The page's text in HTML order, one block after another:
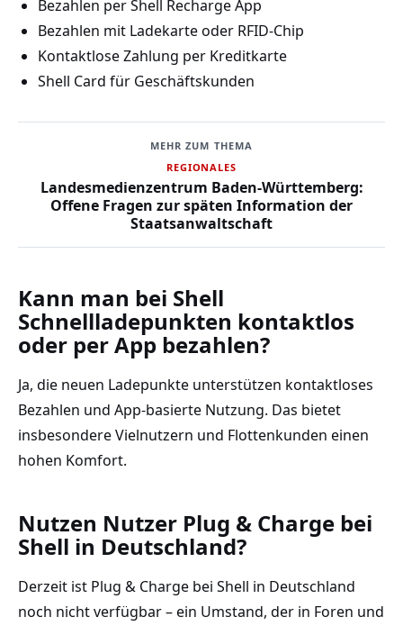
Bezahlen per Shell Recharge App
Bezahlen mit Ladekarte oder RFID-Chip
Kontaktlose Zahlung per Kreditkarte
Shell Card für Geschäftskunden
MEHR ZUM THEMA
REGIONALES
Landesmedienzentrum Baden-Württemberg:
Offene Fragen zur späten Information der
Staatsanwaltschaft
Kann man bei Shell
Schnellladepunkten kontaktlos
oder per App bezahlen?
Ja, die neuen Ladepunkte unterstützen kontaktloses
Bezahlen und App-basierte Nutzung. Das bietet
insbesondere Vielnutzern und Flottenkunden einen
hohen Komfort.
Nutzen Nutzer Plug & Charge bei
Shell in Deutschland?
Derzeit ist Plug & Charge bei Shell in Deutschland
noch nicht verfügbar – ein Umstand, der in Foren und